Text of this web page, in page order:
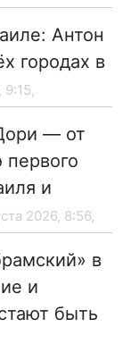
Антон
городах в
9:15,
— от
и
2026, 8:56,
в
и
быть